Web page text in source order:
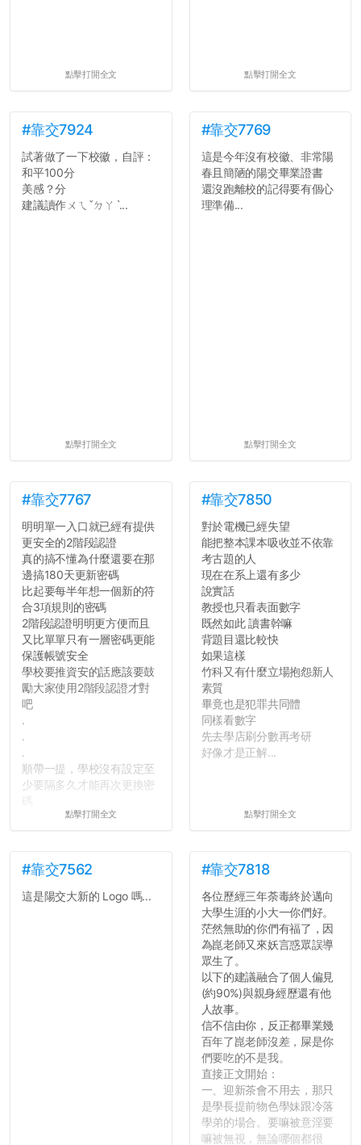
點擊打開全文 點擊打開全文
#靠交7924
試著做了一下校徽，自評：
和平100分
美感？分
建議讀作ㄨㄟˇㄉㄚˋ...
點擊打開全文
#靠交7769
這是今年沒有校徽、非常陽
春且簡陋的陽交畢業證書
還沒跑離校的記得要有個心
理準備...
點擊打開全文
#靠交7767
明明單一入口就已經有提供
更安全的2階段認證
真的搞不懂為什麼還要在那
邊搞180天更新密碼
比起要每半年想一個新的符
合3項規則的密碼
2階段認證明明更方便而且
又比單單只有一層密碼更能
保護帳號安全
學校要推資安的話應該要鼓
勵大家使用2階段認證才對
吧
.
.
.
順帶一提，學校沒有設定至
少要隔多久才能再次更換密
所以只要重新設定4次密碼
真是安全呢...
點擊打開全文
#靠交7850
對於電機已經失望
能把整本課本吸收並不依靠
考古題的人
現在在系上還有多少
說實話
教授也只看表面數字
既然如此 讀書幹嘛
背題目還比較快
如果這樣
竹科又有什麼立場抱怨新人
素質
畢竟也是犯罪共同體
同樣看數字
先去學店刷分數再考研
好像才是正解...
點擊打開全文
#靠交7562
這是陽交大新的 Logo 嗎...
#靠交7818
各位歷經三年荼毒終於邁向
大學生涯的小大一你們好。
茫然無助的你們有福了，因
為崑老師又來妖言惑眾誤導
眾生了。
以下的建議融合了個人偏見
(約90%)與親身經歷還有他
人故事。
信不信由你，反正都畢業幾
百年了崑老師沒差，屎是你
們要吃的不是我。
直接正文開始：
一、迎新茶會不用去，那只
是學長提前物色學妹跟冷落
學弟的場合。要嘛被意淫要
嘛被無視，無論哪個都很